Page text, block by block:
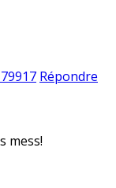
Répondre
mess!